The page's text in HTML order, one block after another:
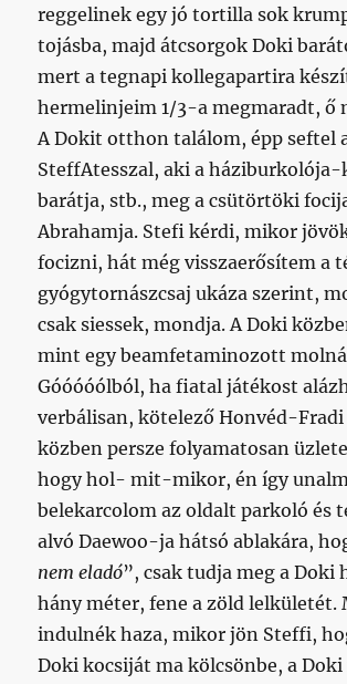
reggelinek egy jó tortilla sok
tojásba, majd átcsorgok Doki
mert a tegnapi kollegapartira
hermelinjeim 1/3-a megmaradt, ő
A Dokit otthon találom, épp seftel
SteffAtesszal, aki a
barátja, stb., meg a csütörtöki
Abrahamja. Stefi kérdi, mikor
focizni, hát még visszaerősítem a
gyógytornászcsaj ukáza szerint,
csak siessek, mondja. A Doki
mint egy beamfetaminozott
Góóóóólból, ha fiatal játékost
verbálisan, kötelező Honvéd-
közben persze folyamatosan
hogy hol- mit-mikor, én így
belekarcolom az oldalt parkoló és
alvó Daewoo-ja hátsó ablakára,
nem eladó”, csak tudja meg a Doki
hány méter, fene a zöld lelkületét.
indulnék haza, mikor jön Steffi,
Doki kocsiját ma kölcsönbe, a